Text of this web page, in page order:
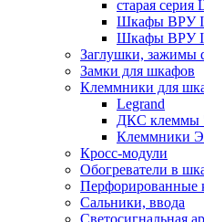
старая
Шкафы ВРУ
Шкафы ВРУ
Заглушки, зажимы
Замки для шкафов
Клеммники для
Legrand
ДКС клеммы
Клеммники
Кросс-модули
Обогреватели в
Перфорированные
Сальники, ввода
Светосигнальная